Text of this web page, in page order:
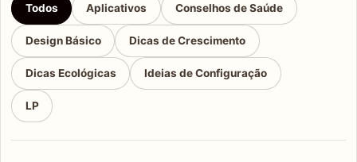
Todos Aplicativos Conselhos de Saúde
Design Básico Dicas de Crescimento
Dicas Ecológicas Ideias de Configuração
LP